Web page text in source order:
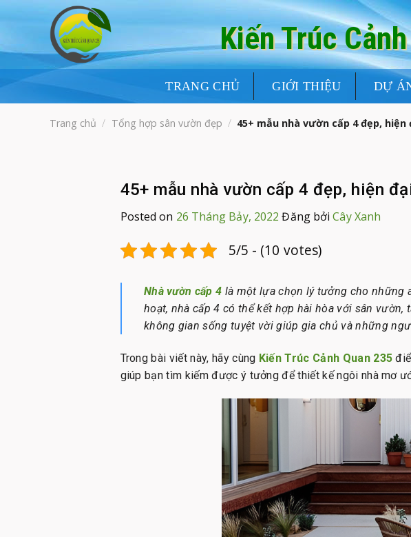
Kiến Trúc
TRANG CHỦ GIỚI THIỆU DỰ
Trang chủ / Tổng hợp sân vườn đẹp / 45+ mẫu nhà vườn cấp 4 đẹp,
45+ mẫu nhà vườn cấp 4 đẹp, hiện
Posted on 26 Tháng Bảy, 2022 Đăng bởiCây Xanh
5/5 - (10 votes)
Nhà vườn cấp 4 là một lựa chọn lý tưởng cho những
hoạt, nhà cấp 4 có thể kết hợp hài hòa với sân
không gian sống tuyệt vời giúp gia chủ và những
Trong bài viết này, hãy cùng Kiến Trúc Cảnh Quan 235
giúp bạn tìm kiếm được ý tưởng để thiết kế ngôi nhà mơ